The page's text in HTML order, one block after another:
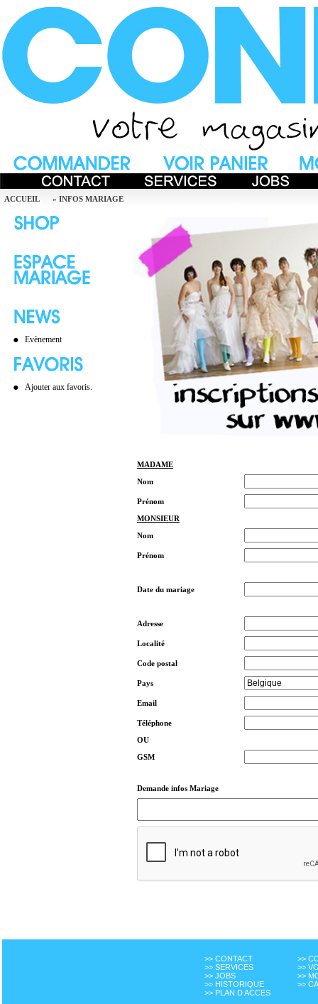
ACCUEIL » INFOS MARIAGE
Evènement
Ajouter aux favoris.
MADAME
Nom
Prénom
MONSIEUR
Nom
Prénom
Date du mariage
Adresse
Localité
Code postal
Pays
Email
Téléphone
OU
GSM
Demande infos Mariage
>> CONTACT
>> SERVICES
>> JOBS
>> HISTORIQUE
>> PLAN D ACCES
>>
>>
>>
>>